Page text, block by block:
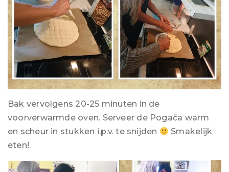
Bak vervolgens 20-25 minuten in de
voorverwarmde oven. Serveer de Pogača warm
en scheur in stukken i.p.v. te snijden
Smakelijk
eten!.